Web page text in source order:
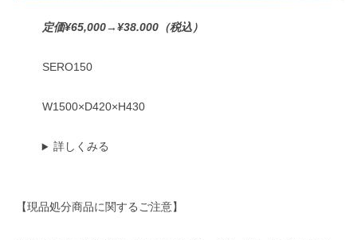
定価¥65,000→¥38.000（税込）
SERO150
W1500×D420×H430
詳しくみる
【現品処分商品に関するご注意】